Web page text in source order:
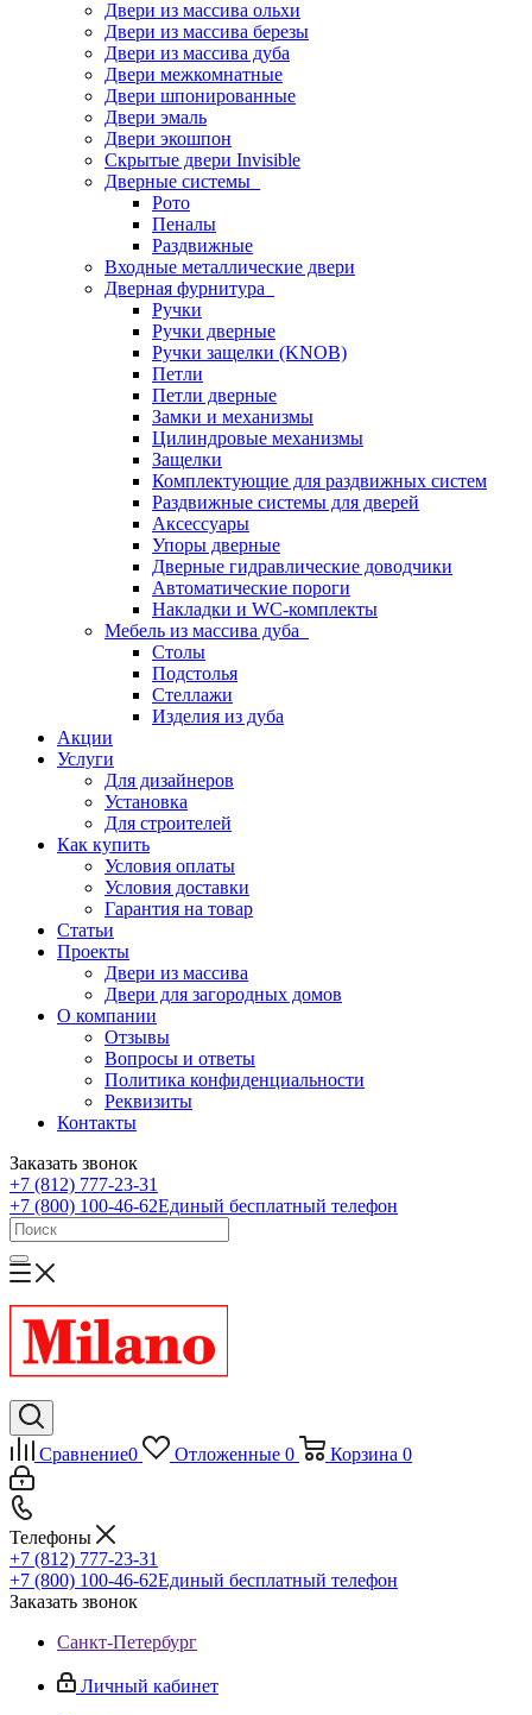
Двери из массива ольхи
Двери из массива березы
Двери из массива дуба
Двери межкомнатные
Двери шпонированные
Двери эмаль
Двери экошпон
Скрытые двери Invisible
Дверные системы
Рото
Пеналы
Раздвижные
Входные металлические двери
Дверная фурнитура
Ручки
Ручки дверные
Ручки защелки (KNOB)
Петли
Петли дверные
Замки и механизмы
Цилиндровые механизмы
Защелки
Комплектующие для раздвижных систем
Раздвижные системы для дверей
Аксессуары
Упоры дверные
Дверные гидравлические доводчики
Автоматические пороги
Накладки и WC-комплекты
Мебель из массива дуба
Столы
Подстолья
Стеллажи
Изделия из дуба
Акции
Услуги
Для дизайнеров
Установка
Для строителей
Как купить
Условия оплаты
Условия доставки
Гарантия на товар
Статьи
Проекты
Двери из массива
Двери для загородных домов
О компании
Отзывы
Вопросы и ответы
Политика конфиденциальности
Реквизиты
Контакты
Заказать звонок
+7 (812) 777-23-31
+7 (800) 100-46-62Единый бесплатный телефон
Сравнение0 Отложенные 0 Корзина 0
Телефоны
+7 (812) 777-23-31
+7 (800) 100-46-62Единый бесплатный телефон
Заказать звонок
Санкт-Петербург
Личный кабинет